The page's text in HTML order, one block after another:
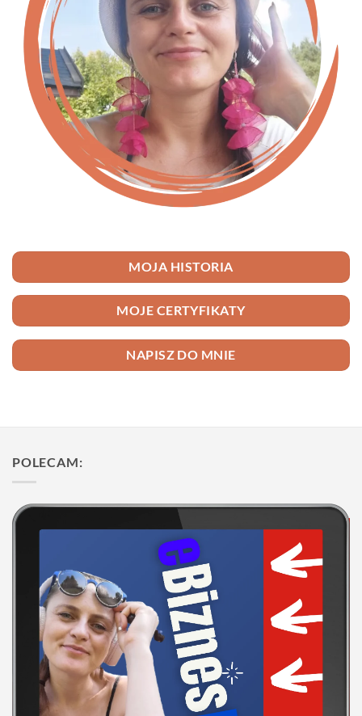
MOJA HISTORIA
MOJE CERTYFIKATY
NAPISZ DO MNIE
POLECAM: